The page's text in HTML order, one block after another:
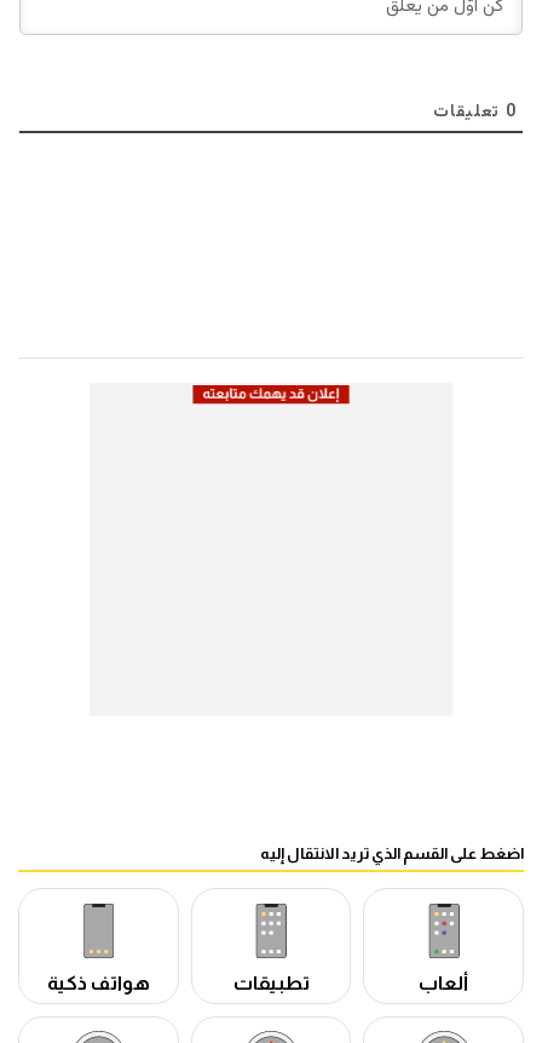
0 تعليقات
اضغط على القسم الذي تريد الانتقال إليه
ألعاب تطبيقات هواتف ذكية